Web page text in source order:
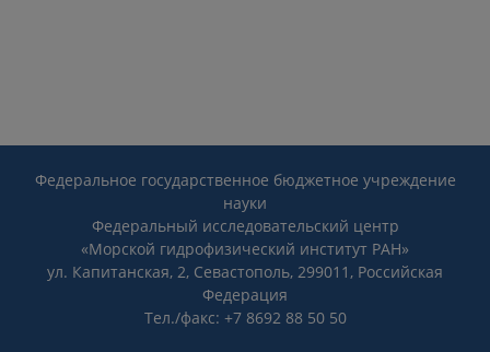
Федеральное государственное бюджетное учреждение
науки
Федеральный исследовательский центр
«Морской гидрофизический институт РАН»
ул. Капитанская, 2, Севастополь, 299011, Российская
Федерация
Тел./факс: +7 8692 88 50 50